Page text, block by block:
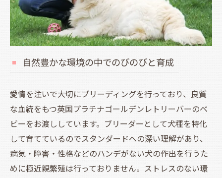
自然豊かな環境の中でのびのびと育成
愛情を注いで大切にブリーディングを行っており、良質
な血統をもつ英国プラチナゴールデンレトリーバーのベ
ビーをお渡ししています。ブリーダーとして犬種を特化
して育てているのでスタンダードへの深い理解があり、
病気・障害・性格などのハンデがない犬の作出を行うた
めに極近親繁殖は行っておりません。ストレスのない環